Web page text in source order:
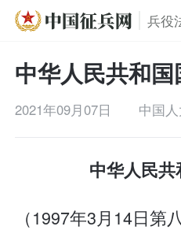
兵役
中华人民共和
2021年09月07日 中国
中华人民
（1997年3月14日第